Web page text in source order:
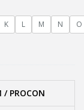
K L M N O
PROCON